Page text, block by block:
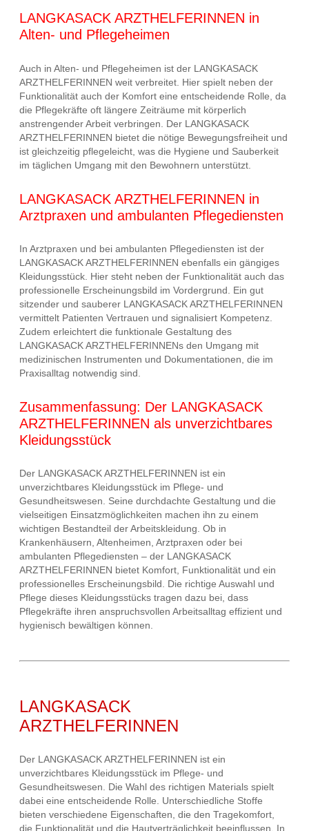
LANGKASACK ARZTHELFERINNEN in
Alten- und Pflegeheimen
Auch in Alten- und Pflegeheimen ist der LANGKASACK
ARZTHELFERINNEN weit verbreitet. Hier spielt neben der
Funktionalität auch der Komfort eine entscheidende Rolle, da
die Pflegekräfte oft längere Zeiträume mit körperlich
anstrengender Arbeit verbringen. Der LANGKASACK
ARZTHELFERINNEN bietet die nötige Bewegungsfreiheit und
ist gleichzeitig pflegeleicht, was die Hygiene und Sauberkeit
im täglichen Umgang mit den Bewohnern unterstützt.
LANGKASACK ARZTHELFERINNEN in
Arztpraxen und ambulanten Pflegediensten
In Arztpraxen und bei ambulanten Pflegediensten ist der
LANGKASACK ARZTHELFERINNEN ebenfalls ein gängiges
Kleidungsstück. Hier steht neben der Funktionalität auch das
professionelle Erscheinungsbild im Vordergrund. Ein gut
sitzender und sauberer LANGKASACK ARZTHELFERINNEN
vermittelt Patienten Vertrauen und signalisiert Kompetenz.
Zudem erleichtert die funktionale Gestaltung des
LANGKASACK ARZTHELFERINNENs den Umgang mit
medizinischen Instrumenten und Dokumentationen, die im
Praxisalltag notwendig sind.
Zusammenfassung: Der LANGKASACK
ARZTHELFERINNEN als unverzichtbares
Kleidungsstück
Der LANGKASACK ARZTHELFERINNEN ist ein
unverzichtbares Kleidungsstück im Pflege- und
Gesundheitswesen. Seine durchdachte Gestaltung und die
vielseitigen Einsatzmöglichkeiten machen ihn zu einem
wichtigen Bestandteil der Arbeitskleidung. Ob in
Krankenhäusern, Altenheimen, Arztpraxen oder bei
ambulanten Pflegediensten – der LANGKASACK
ARZTHELFERINNEN bietet Komfort, Funktionalität und ein
professionelles Erscheinungsbild. Die richtige Auswahl und
Pflege dieses Kleidungsstücks tragen dazu bei, dass
Pflegekräfte ihren anspruchsvollen Arbeitsalltag effizient und
hygienisch bewältigen können.
LANGKASACK
ARZTHELFERINNEN
Der LANGKASACK ARZTHELFERINNEN ist ein
unverzichtbares Kleidungsstück im Pflege- und
Gesundheitswesen. Die Wahl des richtigen Materials spielt
dabei eine entscheidende Rolle. Unterschiedliche Stoffe
bieten verschiedene Eigenschaften, die den Tragekomfort,
die Funktionalität und die Hautverträglichkeit beeinflussen. In